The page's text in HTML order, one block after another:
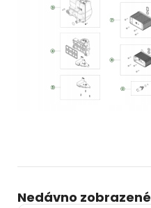
Nedávno zobrazené